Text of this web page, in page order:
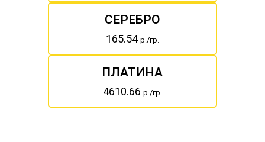
СЕРЕБРО
165.54 р./гр.
ПЛАТИНА
4610.66 р./гр.